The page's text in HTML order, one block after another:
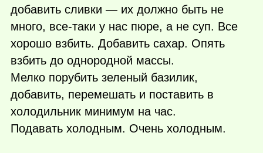
добавить сливки — их должно быть не
много, все-таки у нас пюре, а не суп. Все
хорошо взбить. Добавить сахар. Опять
взбить до однородной массы.
Мелко порубить зеленый базилик,
добавить, перемешать и поставить в
холодильник минимум на час.
Подавать холодным. Очень холодным.